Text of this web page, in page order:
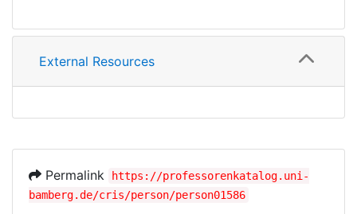
External Resources
Permalink
https://professorenkatalog.uni-
bamberg.de/cris/person/person01586